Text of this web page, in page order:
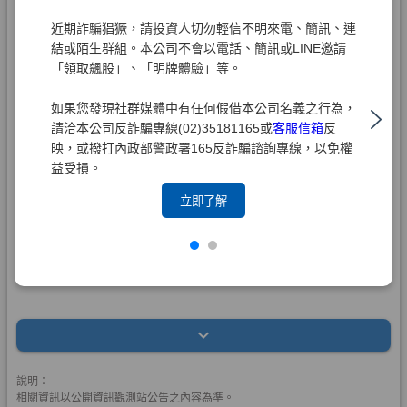
近期詐騙猖獗，請投資人切勿輕信不明來電、簡訊、連
結或陌生群組。本公司不會以電話、簡訊或LINE邀請
「領取飆股」、「明牌體驗」等。
如果您發現社群媒體中有任何假借本公司名義之行為，
請洽本公司反詐騙專線(02)35181165或客服信箱反
映，或撥打內政部警政署165反詐騙諮詢專線，以免權
益受損。
立即了解